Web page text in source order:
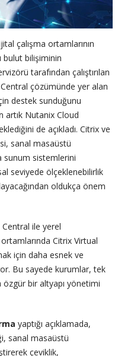
çalışma ortamlarının
bulut bilişiminin
tarafından çalıştırılan
çözümünde yer alan
destek sunduğunu
artık Nutanix Cloud
de açıkladı. Citrix ve
sanal masaüstü
sunum sistemlerini
seviyede ölçeklenebilirlik
oldukça önem
ile yerel
Citrix Virtual
için daha esnek ve
Bu sayede kurumlar, tek
özgür bir altyapı yönetimi
yaptığı açıklamada,
sanal masaüstü
çeviklik,